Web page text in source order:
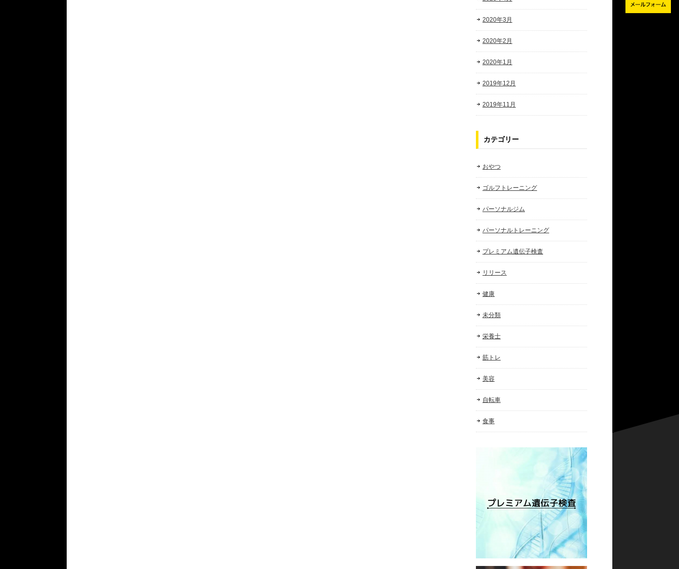
2020年3月
2020年2月
2020年1月
2019年12月
2019年11月
カテゴリー
おやつ
ゴルフトレーニング
パーソナルジム
パーソナルトレーニング
プレミアム遺伝子検査
リリース
健康
未分類
栄養士
筋トレ
美容
自転車
食事